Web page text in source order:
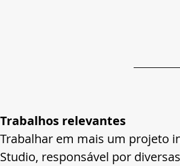
Trabalhos relevantes
Trabalhar em mais um projeto
Studio, responsável por